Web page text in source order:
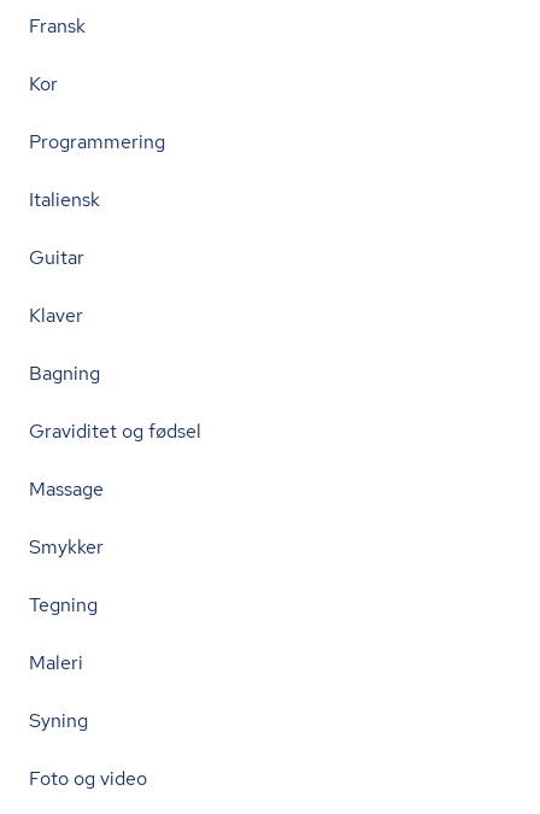
Fransk
Kor
Programmering
Italiensk
Guitar
Klaver
Bagning
Graviditet og fødsel
Massage
Smykker
Tegning
Maleri
Syning
Foto og video